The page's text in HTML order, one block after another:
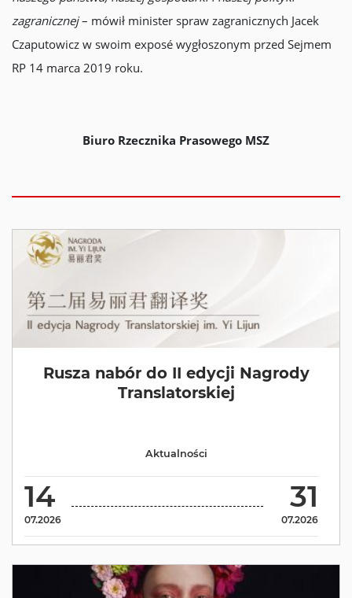
zagranicznej– mówił minister spraw zagranicznych Jacek
Czaputowicz w swoim exposé wygłoszonym przed Sejmem
RP 14 marca 2019 roku.
Biuro Rzecznika Prasowego MSZ
Rusza nabór do II edycji Nagrody
Translatorskiej
14
07.2026
31
07.2026
Aktualności